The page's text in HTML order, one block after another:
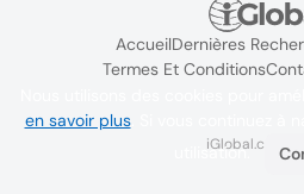
AccueilDernières
Termes Et Conditions
iGlobal.co @
en savoir plus. Si vous continuez à
utilisation.